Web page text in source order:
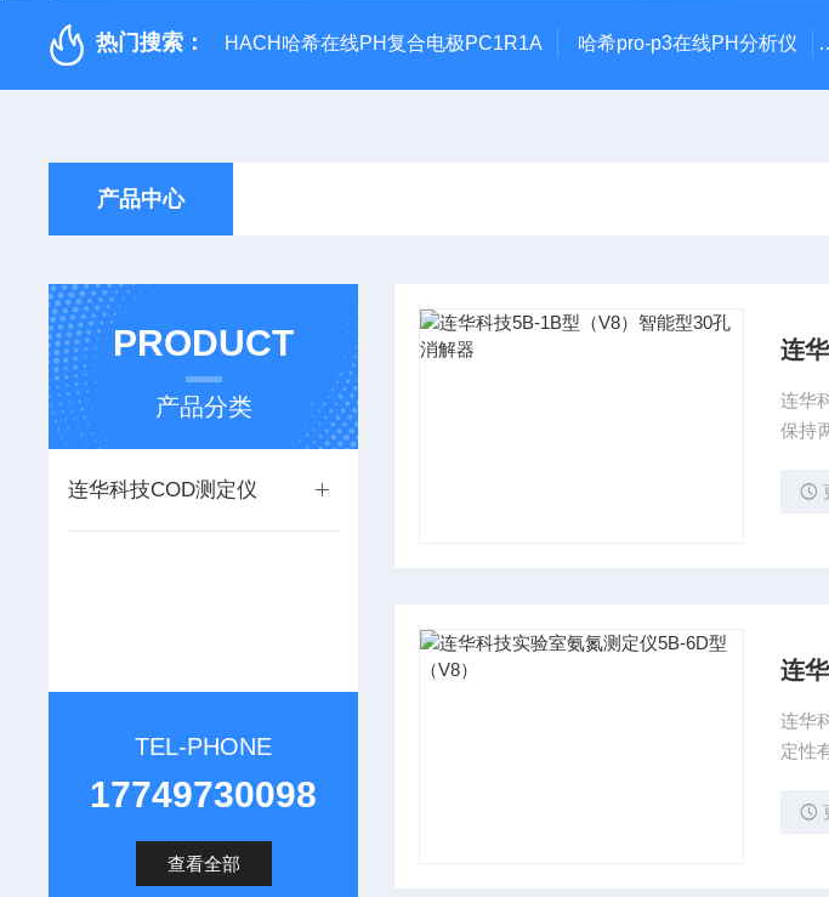
热门搜索： HACH哈希在线PH复合电极PC1R1A 哈希pro-p3在线PH分析仪
产品中心
PRODUCT
产品分类
连华科技COD测定仪
TEL-PHONE
17749730098
查看全部
连
连华
保持
连
连华
定性